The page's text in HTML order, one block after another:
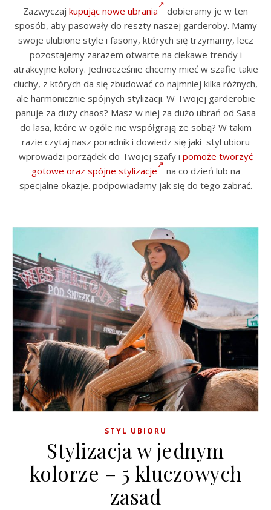
Zazwyczaj kupując nowe ubrania
dobieramy je w ten
sposób, aby pasowały do reszty naszej garderoby. Mamy
swoje ulubione style i fasony, których się trzymamy, lecz
pozostajemy zarazem otwarte na ciekawe trendy i
atrakcyjne kolory. Jednocześnie chcemy mieć w szafie takie
ciuchy, z których da się zbudować co najmniej kilka różnych,
ale harmonicznie spójnych stylizacji. W Twojej garderobie
panuje za duży chaos? Masz w niej za dużo ubrań od Sasa
do lasa, które w ogóle nie współgrają ze sobą? W takim
razie czytaj nasz poradnik i dowiedz się jaki styl ubioru
wprowadzi porządek do Twojej szafy i pomoże tworzyć
gotowe oraz spójne stylizacje
na co dzień lub na
specjalne okazje. podpowiadamy jak się do tego zabrać.
STYL UBIORU
Stylizacja w jednym
kolorze – 5 kluczowych
zasad